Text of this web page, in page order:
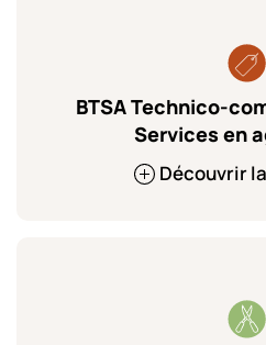
BTSA Technico-
Services en
Découvrir